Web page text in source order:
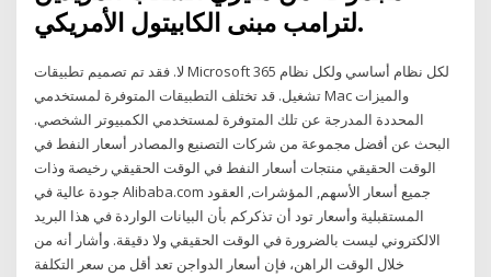
لترامب مبنى الكابيتول الأمريكي.
لا. فقد تم تصميم تطبيقات Microsoft 365 لكل نظام أساسي ولكل نظام
تشغيل. قد تختلف التطبيقات المتوفرة لمستخدمي Mac والميزات
المحددة المدرجة عن تلك المتوفرة لمستخدمي الكمبيوتر الشخصي.
البحث عن أفضل مجموعة من شركات التصنيع والمصادر أسعار النفط في
الوقت الحقيقي منتجات أسعار النفط في الوقت الحقيقي رخيصة وذات
جودة عالية في Alibaba.com جميع أسعار الأسهم, المؤشرات, العقود
المستقبلية وأسعار تود أن تذكركم بأن البيانات الواردة في هذا البريد
الالكتروني ليست بالضرورة في الوقت الحقيقي ولا دقيقة. وأشار أنه من
خلال الوقت الراهن، فإن أسعار الدواجن تعد أقل من سعر التكلفة